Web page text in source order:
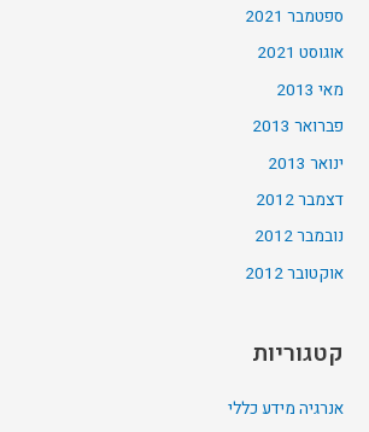
ספטמבר 2021
אוגוסט 2021
מאי 2013
פברואר 2013
ינואר 2013
דצמבר 2012
נובמבר 2012
אוקטובר 2012
קטגוריות
אנרגיה מידע כללי